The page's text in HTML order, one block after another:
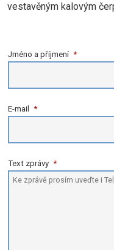
vestavěným kalovým
Jméno a příjmení *
E-mail *
Text zprávy *